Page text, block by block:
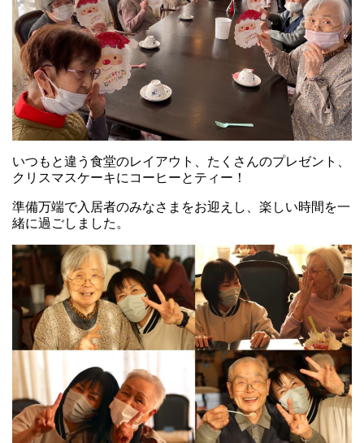
いつもと違う食堂のレイアウト、たくさんのプレゼント、
クリスマスケーキにコーヒーとティー！
準備万端で入居者のみなさまをお迎えし、楽しい時間を一
緒に過ごしました。